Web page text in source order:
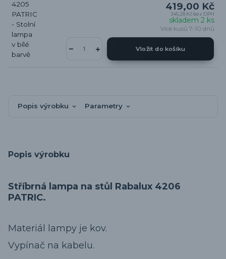
419,00 Kč
346,28 Kč bez DPH
skladem 2 ks
Více kusů 7-10 dnů
Vložit do košíku
Popis výrobku Parametry
Popis výrobku
Stříbrná lampa na stůl Rabalux 4206
PATRIC.
Materiál lampy je kov.
Vypínač na kabelu.